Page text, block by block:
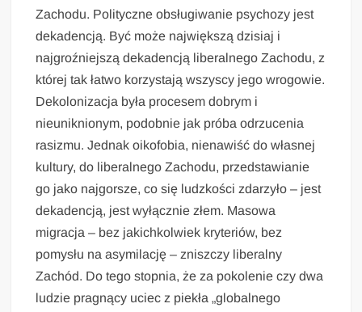
Zachodu. Polityczne obsługiwanie psychozy jest
dekadencją. Być może największą dzisiaj i
najgroźniejszą dekadencją liberalnego Zachodu, z
której tak łatwo korzystają wszyscy jego wrogowie.
Dekolonizacja była procesem dobrym i
nieuniknionym, podobnie jak próba odrzucenia
rasizmu. Jednak oikofobia, nienawiść do własnej
kultury, do liberalnego Zachodu, przedstawianie
go jako najgorsze, co się ludzkości zdarzyło – jest
dekadencją, jest wyłącznie złem. Masowa
migracja – bez jakichkolwiek kryteriów, bez
pomysłu na asymilację – zniszczy liberalny
Zachód. Do tego stopnia, że za pokolenie czy dwa
ludzie pragnący uciec z piekła „globalnego